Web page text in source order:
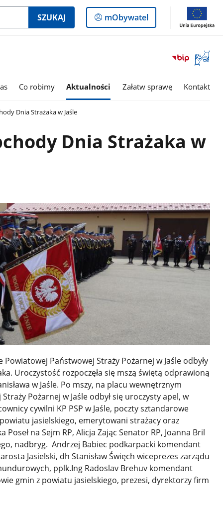
SZUKAJ
Logowanie
do
mObywatel
Otwórz
okno
Co robimy Aktualności Załatw sprawę Kontakt
Dnia Strażaka w Jaśle
Dnia Strażaka w
Państwowej Straży Pożarnej w Jaśle odbyły
Uroczystość rozpoczęła się mszą świętą odprawioną
w Jaśle. Po mszy, na placu wewnętrznym
Pożarnej w Jaśle odbył się uroczysty apel, w
cywilni KP PSP w Jaśle, poczty sztandarowe
jasielskiego, emerytowani strażacy oraz
na Sejm RP, Alicja Zając Senator RP, Joanna Bril
nadbryg. Andrzej Babiec podkarpacki komendant
Jasielski, dh Stanisław Święch wiceprezes zarządu
pplk.Ing Radoslav Brehuv komendant
gmin z powiatu jasielskiego, prezesi, dyrektorzy firm